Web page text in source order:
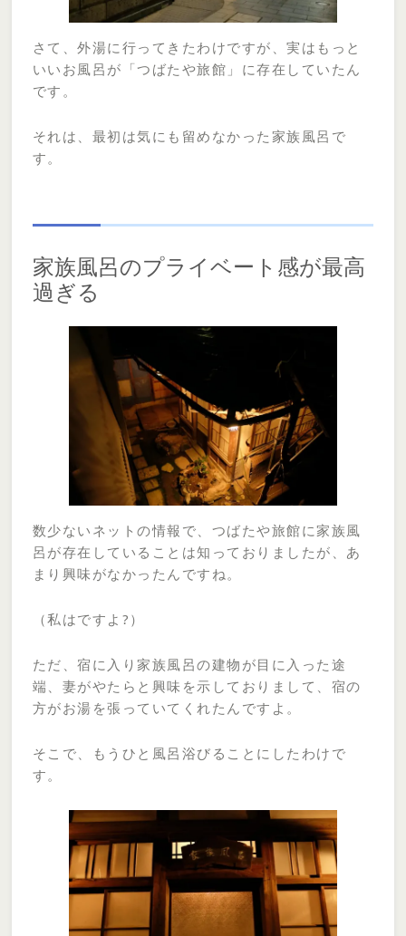
さて、外湯に行ってきたわけですが、実はもっと
いいお風呂が「つばたや旅館」に存在していたん
です。
それは、最初は気にも留めなかった家族風呂で
す。
家族風呂のプライベート感が最高
過ぎる
数少ないネットの情報で、つばたや旅館に家族風
呂が存在していることは知っておりましたが、あ
まり興味がなかったんですね。
（私はですよ?）
ただ、宿に入り家族風呂の建物が目に入った途
端、妻がやたらと興味を示しておりまして、宿の
方がお湯を張っていてくれたんですよ。
そこで、もうひと風呂浴びることにしたわけで
す。